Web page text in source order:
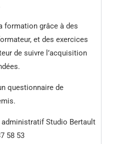
formation grâce à des
et des exercices
de suivre l’acquisition
questionnaire de
administratif Studio Bertault
58 53